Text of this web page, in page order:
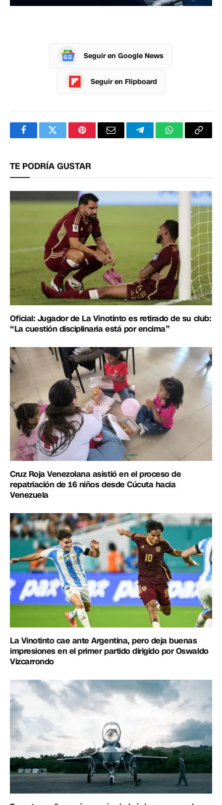
Seguir en Google News
Seguir en Flipboard
FacebookTwitterPinterestCorreoTelegramWhatsApp
TE PODRÍA GUSTAR
Oficial: Jugador de La Vinotinto es retirado de su club:
“La cuestión disciplinaria está por encima”
Cruz Roja Venezolana asistió en el proceso de
repatriación de 16 niños desde Cúcuta hacia
Venezuela
La Vinotinto cae ante Argentina, pero deja buenas
impresiones en el primer partido dirigido por Oswaldo
Vizcarrondo